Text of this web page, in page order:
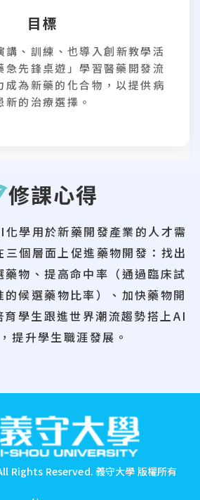
目標
講、訓練、也導入創新教學活
急先鋒桌遊」學習醫藥開發流
成為新藥的化合物，以提供病
新的治療選擇。
修課心得
學用於新藥開發產業的人才需
個層面上促進藥物開發：找出
藥物、提高命中率（通過臨床試
候選藥物比率）、加快藥物開
育學生跟進世界潮流趨勢搭上AI
提升學生職涯發展。
Rights Reserved. 義守大學 版權所有